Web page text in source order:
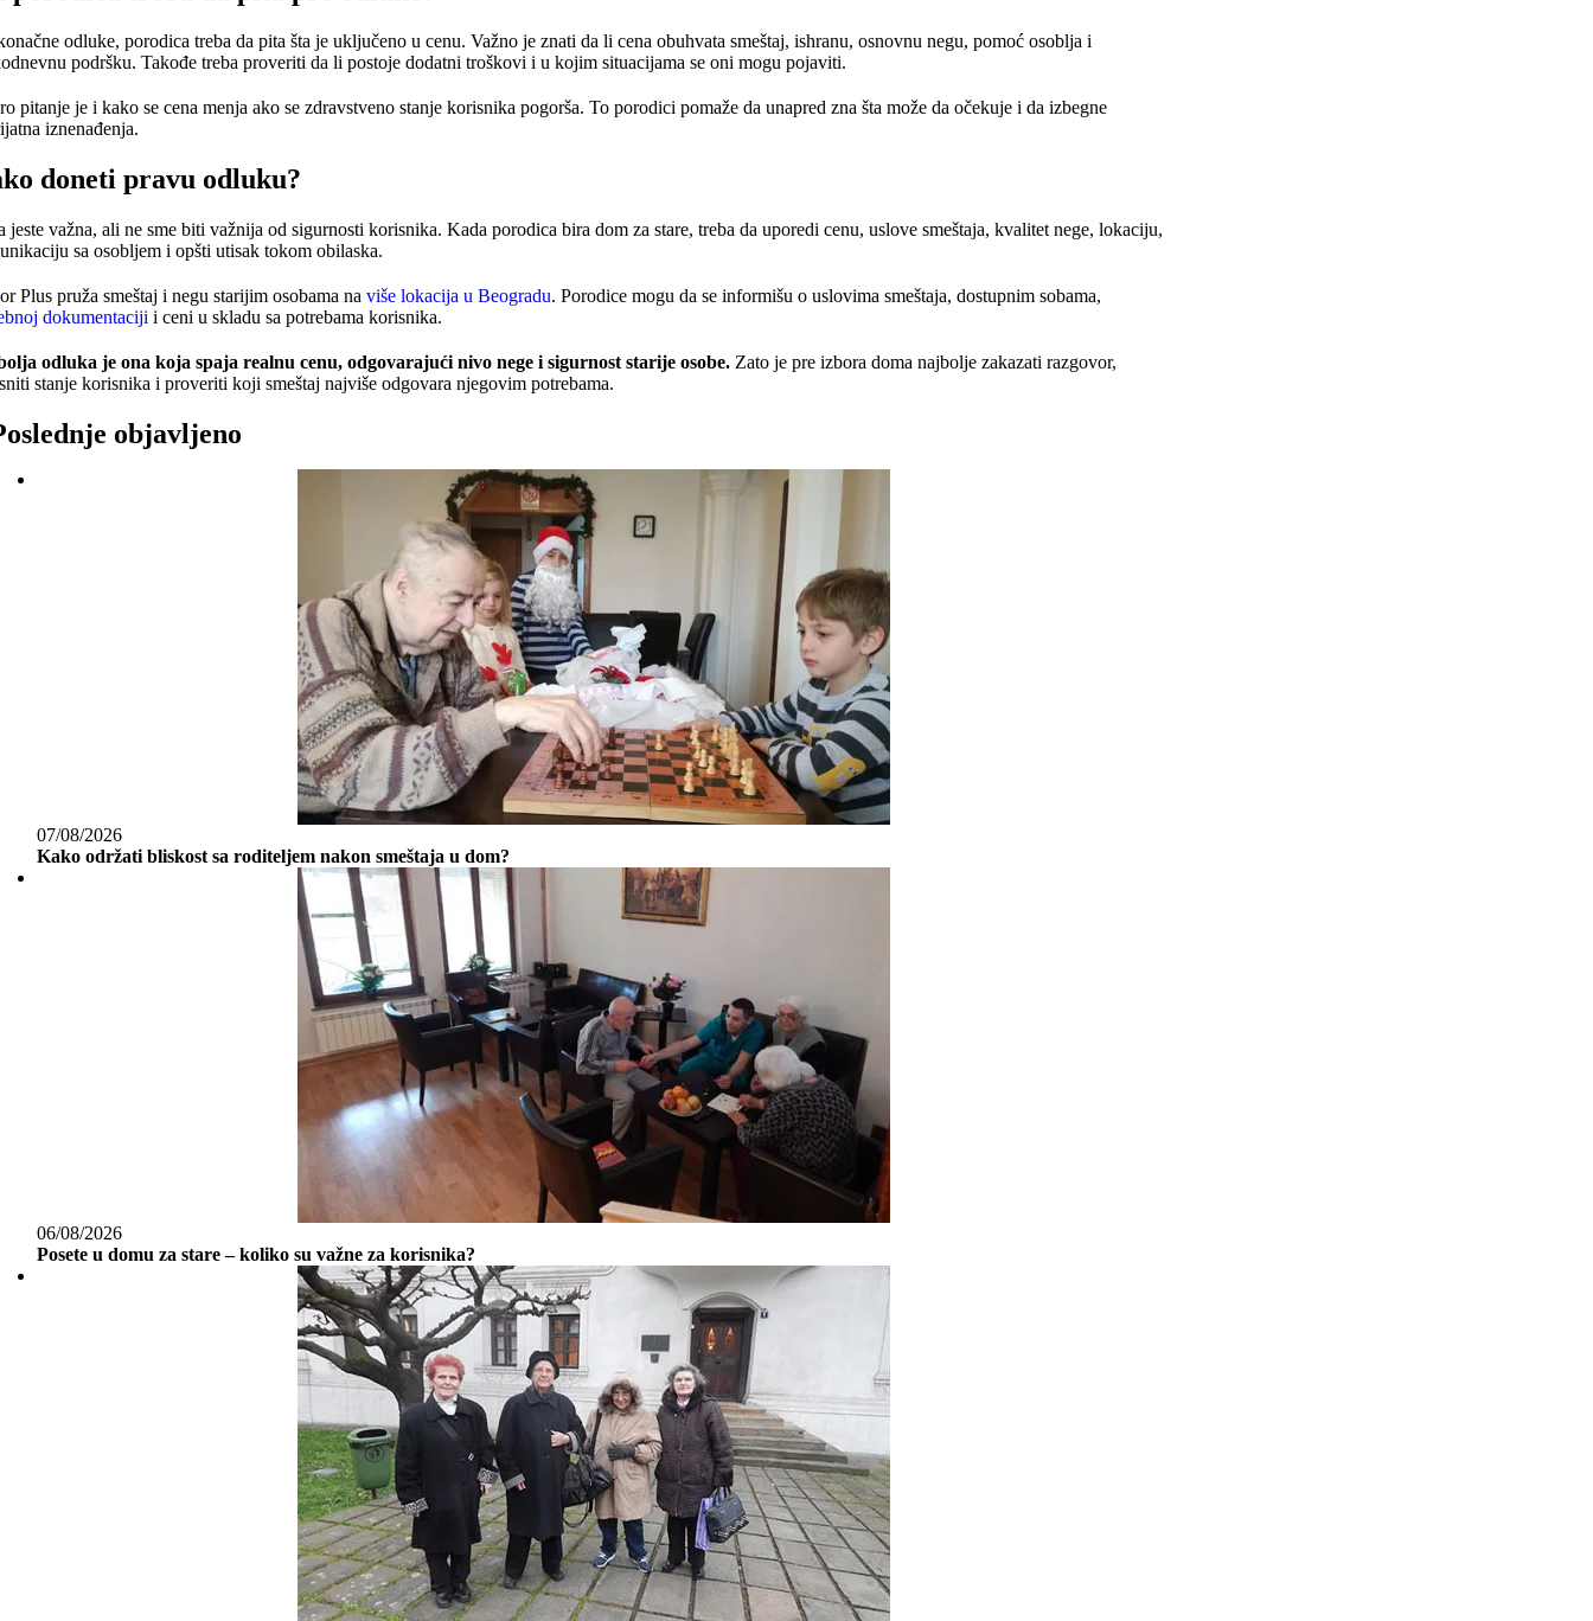
odluke, porodica treba da pita šta je uključeno u cenu. Važno je znati da li cena obuhvata smeštaj, ishranu, osnovnu negu, pomoć osoblja i
podršku. Takođe treba proveriti da li postoje dodatni troškovi i u kojim situacijama se oni mogu pojaviti.
pitanje je i kako se cena menja ako se zdravstveno stanje korisnika pogorša. To porodici pomaže da unapred zna šta može da očekuje i da izbegne
iznenađenja.
doneti pravu odluku?
jeste važna, ali ne sme biti važnija od sigurnosti korisnika. Kada porodica bira dom za stare, treba da uporedi cenu, uslove smeštaja, kvalitet nege, lokaciju,
sa osobljem i opšti utisak tokom obilaska.
Plus pruža smeštaj i negu starijim osobama na više lokacija u Beogradu. Porodice mogu da se informišu o uslovima smeštaja, dostupnim sobama,
dokumentaciji i ceni u skladu sa potrebama korisnika.
odluka je ona koja spaja realnu cenu, odgovarajući nivo nege i sigurnost starije osobe.Zato je pre izbora doma najbolje zakazati razgovor,
stanje korisnika i proveriti koji smeštaj najviše odgovara njegovim potrebama.
objavljeno
07/08/2026
Kako održati bliskost sa roditeljem nakon smeštaja u dom?
06/08/2026
Posete u domu za stare – koliko su važne za korisnika?